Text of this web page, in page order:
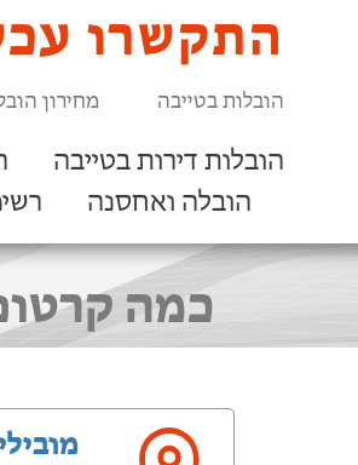
התקשרו
הובלות בטייבה מחירון
הובלות דירות בטייבה
הובלה ואחסנה
כמה קרטונים צריך